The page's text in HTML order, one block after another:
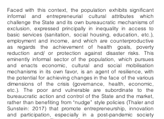
Faced with this context, the population exhibits significant
informal and entrepreneurial cultural attributes which
challenge the State and its own bureaucratic mechanisms of
exclusion, expressed principally in inequality in access to
basic services (sanitation, social housing, education, etc.),
employment and income, and which are counterproductive
as regards the achievement of health goals, poverty
reduction and/ or protection against disaster risks. This
eminently informal sector of the population, which pursues
and enacts economic, cultural and social mobilisation
mechanisms in its own favor, is an agent of resilience, with
the potential for achieving changes in the face of the various
dimensions of the crisis (governance, health, economic,
etc.). The poor and vulnerable are subordinate to the
bureaucratic action and control of the State and the market,
rather than benefiting from “nudge” style policies (Thaler and
Sunstein: 2017) that promote entrepreneurship, innovation
and participation, especially in a post-pandemic society